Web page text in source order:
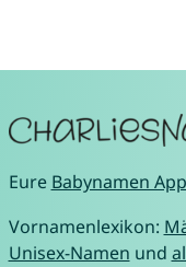
Eure Babynamen App
Vornamenlexikon:
Unisex-Namen und